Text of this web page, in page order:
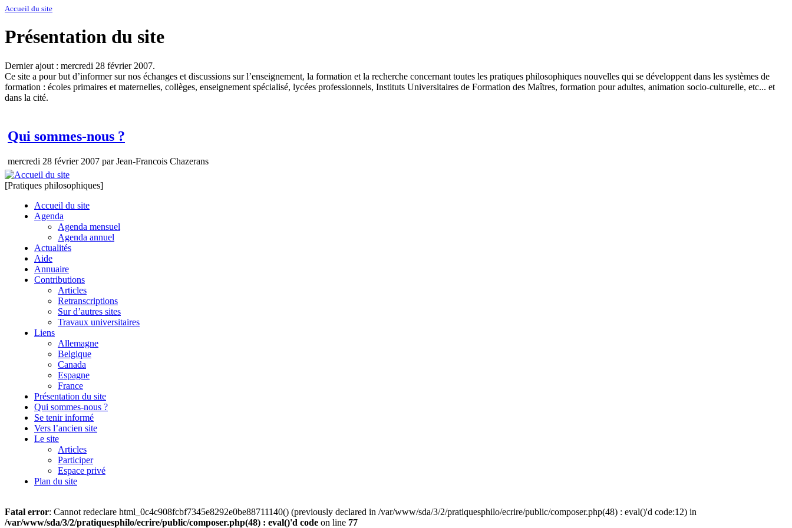
Accueil du site
Présentation du site
Dernier ajout : mercredi 28 février 2007.
Ce site a pour but d’informer sur nos échanges et discussions sur l’enseignement, la formation et la recherche concernant toutes les pratiques philosophiques nouvelles qui se développent dans les systèmes de
formation : écoles primaires et maternelles, collèges, enseignement spécialisé, lycées professionnels, Instituts Universitaires de Formation des Maîtres, formation pour adultes, animation socio-culturelle, etc... et
dans la cité.
Qui sommes-nous ?
mercredi 28 février 2007 par Jean-Francois Chazerans
[Pratiques philosophiques]
Accueil du site
Agenda
Agenda mensuel
Agenda annuel
Actualités
Aide
Annuaire
Contributions
Articles
Retranscriptions
Sur d’autres sites
Travaux universitaires
Liens
Allemagne
Belgique
Canada
Espagne
France
Présentation du site
Qui sommes-nous ?
Se tenir informé
Vers l’ancien site
Le site
Articles
Participer
Espace privé
Plan du site
Fatal error: Cannot redeclare html_0c4c908fcbf7345e8292e0be88711140() (previously declared in /var/www/sda/3/2/pratiquesphilo/ecrire/public/composer.php(48) : eval()'d code:12) in
/var/www/sda/3/2/pratiquesphilo/ecrire/public/composer.php(48) : eval()'d code on line 77